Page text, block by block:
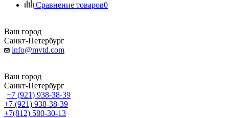
Сравнение товаров0
Ваш город
Санкт-Петербург
info@mvtd.com
Ваш город
Санкт-Петербург
+7 (921) 938-38-39
+7 (921) 938-38-39
+7(812) 580-30-13